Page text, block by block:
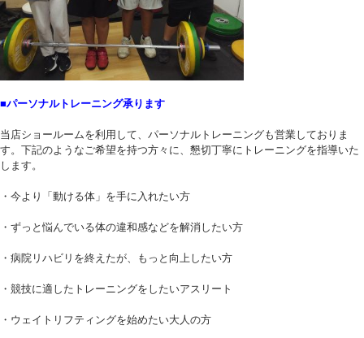
■パーソナルトレーニング承ります
当店ショールームを利用して、パーソナルトレーニングも営業しておりま
す。下記のようなご希望を持つ方々に、懇切丁寧にトレーニングを指導いた
します。
・今より「動ける体」を手に入れたい方
・ずっと悩んでいる体の違和感などを解消したい方
・病院リハビリを終えたが、もっと向上したい方
・競技に適したトレーニングをしたいアスリート
・ウェイトリフティングを始めたい大人の方